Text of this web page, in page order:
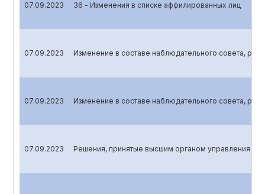
07.09.2023 36 - Изменения в списке аффилированных лиц
07.09.2023 Изменение в составе наблюдательного совета,
07.09.2023 Изменение в составе наблюдательного совета,
07.09.2023 Решения, принятые высшим органом управления